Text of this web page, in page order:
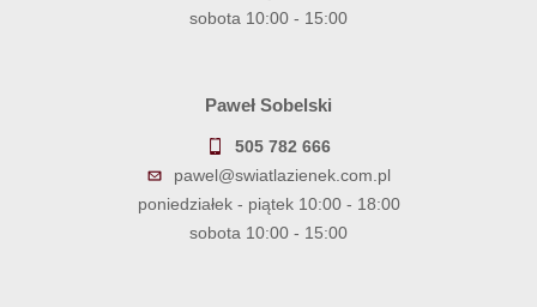
sobota 10:00 - 15:00
Paweł Sobelski
505 782 666
pawel@swiatlazienek.com.pl
poniedziałek - piątek 10:00 - 18:00
sobota 10:00 - 15:00